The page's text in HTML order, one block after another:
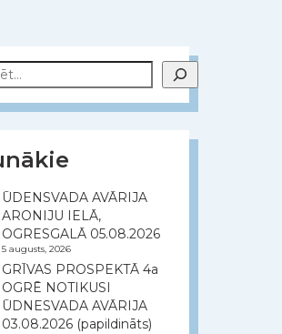
ŪDENSVADA AVĀRIJA
ARONIJU IELĀ,
OGRESGALĀ 05.08.2026
5 augusts, 2026
GRĪVAS PROSPEKTĀ 4a
OGRĒ NOTIKUSI
ŪDNESVADA AVĀRIJA
03.08.2026 (papildināts)